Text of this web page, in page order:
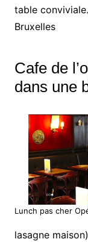
table
Bruxelles
Cafe de
dans une
Lunch pas cher
lasagne